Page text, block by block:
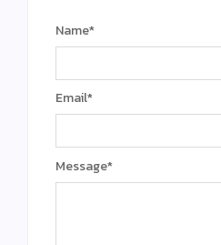
Message*
Name*
Email*